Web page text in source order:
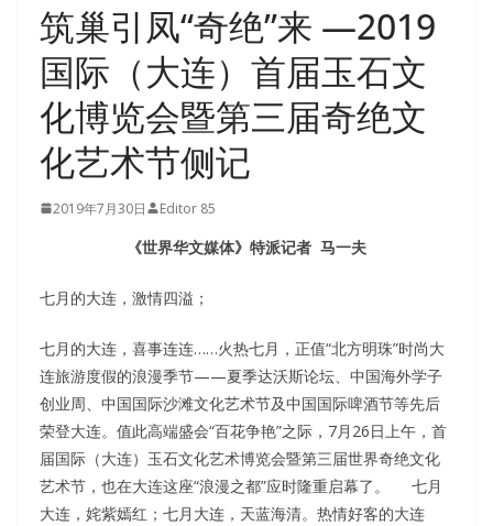
筑巢引凤“奇绝”来 —2019
国际（大连）首届玉石文
化博览会暨第三届奇绝文
化艺术节侧记
2019年7月30日 Editor 85
《世界华文媒体》特派记者 马一夫
七月的大连，激情四溢；
七月的大连，喜事连连……火热七月，正值“北方明珠”时尚大
连旅游度假的浪漫季节——夏季达沃斯论坛、中国海外学子
创业周、中国国际沙滩文化艺术节及中国国际啤酒节等先后
荣登大连。值此高端盛会“百花争艳”之际，7月26日上午，首
届国际（大连）玉石文化艺术博览会暨第三届世界奇绝文化
艺术节，也在大连这座“浪漫之都”应时隆重启幕了。 七月
大连，姹紫嫣红；七月大连，天蓝海清。热情好客的大连